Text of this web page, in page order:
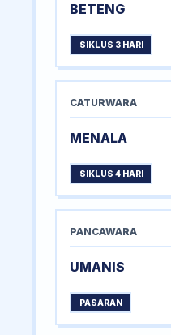
BETENG
SIKLUS 3 HARI
CATURWARA
MENALA
SIKLUS 4 HARI
PANCAWARA
UMANIS
PASARAN